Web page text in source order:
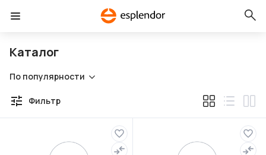
Каталог
По популярности
Фильтр